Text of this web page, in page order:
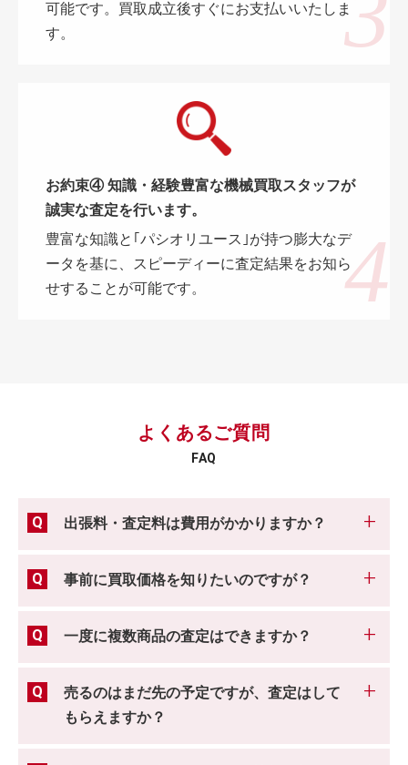
可能です。買取成立後すぐにお支払いいたしま
す。
お約束④ 知識・経験豊富な機械買取スタッフが
誠実な査定を行います。
豊富な知識と｢パシオリユース｣が持つ膨大なデ
ータを基に、スピーディーに査定結果をお知ら
せすることが可能です。
よくあるご質問
FAQ
出張料・査定料は費用がかかりますか？
事前に買取価格を知りたいのですが？
一度に複数商品の査定はできますか？
売るのはまだ先の予定ですが、査定はして
もらえますか？